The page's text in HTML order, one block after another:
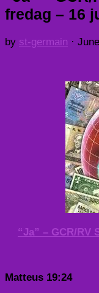
fredag – 16
by st-germain ·
“Ja” – GCR/RV
Matteus 19:24